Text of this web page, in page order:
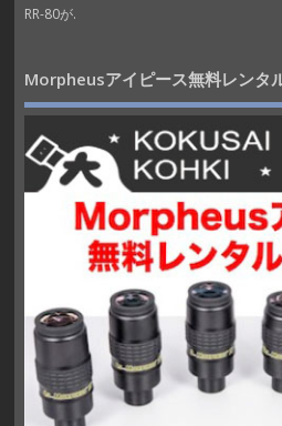
RR-80が.
Morpheusアイピース無料レンタ